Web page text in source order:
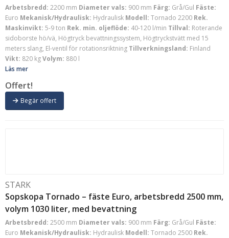
Arbetsbredd: 2200 mm Diameter vals: 900 mm Färg: Grå/Gul Fäste:
Euro Mekanisk/Hydraulisk: Hydraulisk Modell: Tornado 2200 Rek.
Maskinvikt: 5-9 ton Rek. min. oljeflöde: 40-120 l/min Tillval: Roterande
sidoborste hö/vä, Högtryck bevattningssystem, Högtryckstvätt med 15
meters slang, El-ventil för rotationsriktning Tillverkningsland: Finland
Vikt: 820 kgVolym: 880 l
Läs mer
Offert!
Begär offert
STARK
Sopskopa Tornado – fäste Euro, arbetsbredd 2500 mm,
volym 1030 liter, med bevattning
Arbetsbredd: 2500 mm Diameter vals: 900 mm Färg: Grå/Gul Fäste:
Euro Mekanisk/Hydraulisk: Hydraulisk Modell: Tornado 2500 Rek.